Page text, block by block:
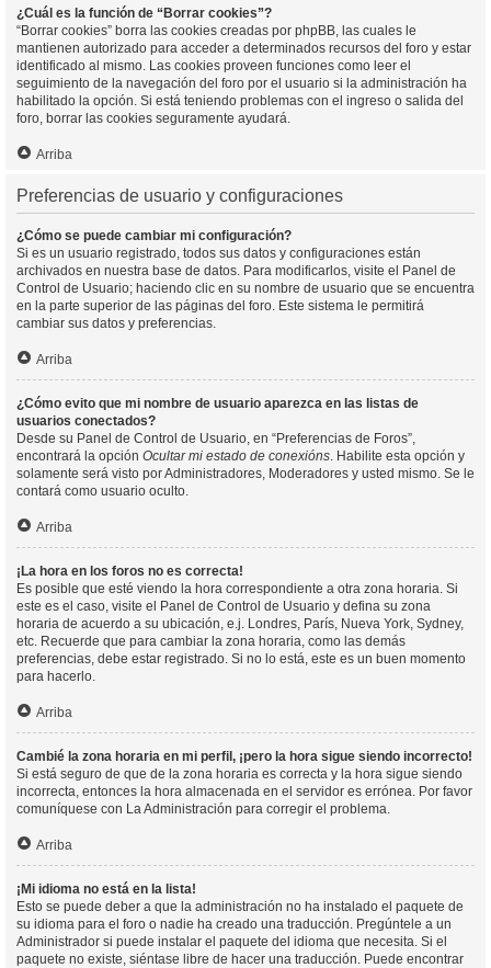
¿Cuál es la función de “Borrar cookies”?
“Borrar cookies” borra las cookies creadas por phpBB, las cuales le
mantienen autorizado para acceder a determinados recursos del foro y estar
identificado al mismo. Las cookies proveen funciones como leer el
seguimiento de la navegación del foro por el usuario si la administración ha
habilitado la opción. Si está teniendo problemas con el ingreso o salida del
foro, borrar las cookies seguramente ayudará.
Arriba
Preferencias de usuario y configuraciones
¿Cómo se puede cambiar mi configuración?
Si es un usuario registrado, todos sus datos y configuraciones están
archivados en nuestra base de datos. Para modificarlos, visite el Panel de
Control de Usuario; haciendo clic en su nombre de usuario que se encuentra
en la parte superior de las páginas del foro. Este sistema le permitirá
cambiar sus datos y preferencias.
Arriba
¿Cómo evito que mi nombre de usuario aparezca en las listas de
usuarios conectados?
Desde su Panel de Control de Usuario, en “Preferencias de Foros”,
encontrará la opción Ocultar mi estado de conexións. Habilite esta opción y
solamente será visto por Administradores, Moderadores y usted mismo. Se le
contará como usuario oculto.
Arriba
¡La hora en los foros no es correcta!
Es posible que esté viendo la hora correspondiente a otra zona horaria. Si
este es el caso, visite el Panel de Control de Usuario y defina su zona
horaria de acuerdo a su ubicación, e.j. Londres, París, Nueva York, Sydney,
etc. Recuerde que para cambiar la zona horaria, como las demás
preferencias, debe estar registrado. Si no lo está, este es un buen momento
para hacerlo.
Arriba
Cambié la zona horaria en mi perfil, ¡pero la hora sigue siendo incorrecto!
Si está seguro de que de la zona horaria es correcta y la hora sigue siendo
incorrecta, entonces la hora almacenada en el servidor es errónea. Por favor
comuníquese con La Administración para corregir el problema.
Arriba
¡Mi idioma no está en la lista!
Esto se puede deber a que la administración no ha instalado el paquete de
su idioma para el foro o nadie ha creado una traducción. Pregúntele a un
Administrador si puede instalar el paquete del idioma que necesita. Si el
paquete no existe, siéntase libre de hacer una traducción. Puede encontrar